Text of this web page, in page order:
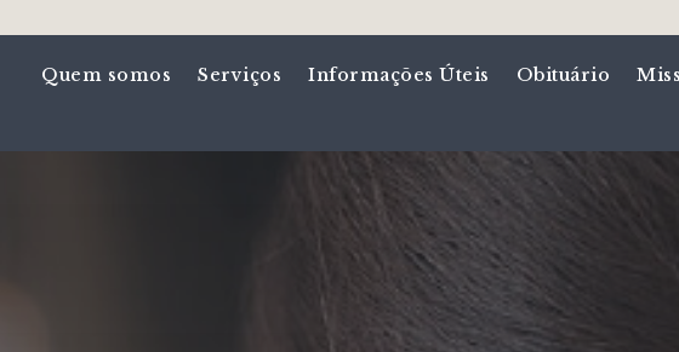
Quem somos Serviços Informações Úteis Obituário